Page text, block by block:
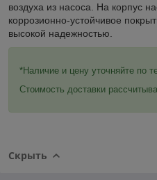
воздуха из насоса. На корпус
коррозионно-устойчивое
высокой надежностью.
*Наличие и цену уточняйте по
Стоимость доставки
Скрыть